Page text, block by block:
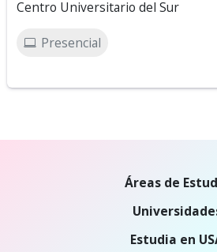
Centro Universitario del Sur
Presencial
Áreas de
Estudia en